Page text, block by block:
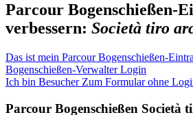
Parcour Bogenschießen-
verbessern: Società tiro
Das ist mein Parcour Bogenschießen-
Bogenschießen-Verwalter Login
Ich bin Besucher Zum Formular ohne
Parcour Bogenschießen Società